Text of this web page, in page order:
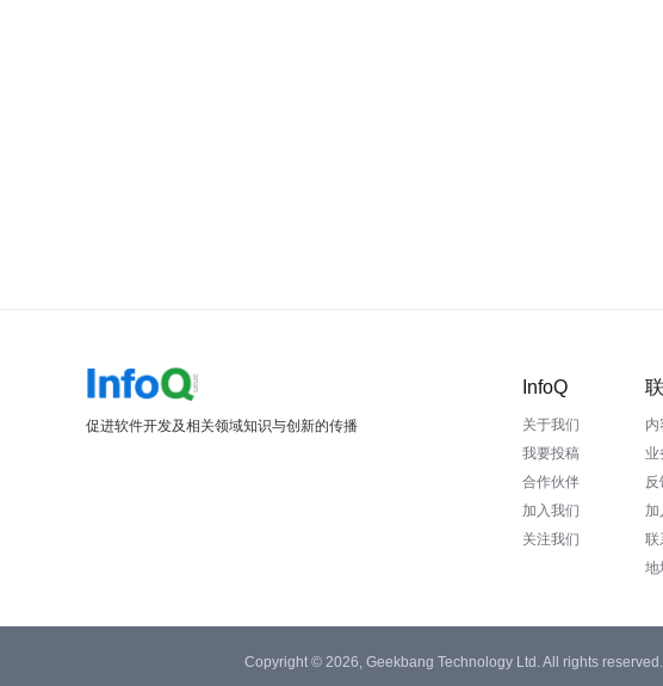
促进软件开发及相关领域知识与创新的传播
InfoQ
关于我们
我要投稿
合作伙伴
加入我们
关注我们
业
联
地
Copyright © 2026, Geekbang Technology Ltd. All rights reserved.